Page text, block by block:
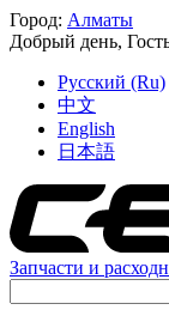
Город: Алматы
Добрый день,
Русский (Ru)
中文
English
日本語
Запчасти и